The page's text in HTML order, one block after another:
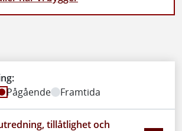
Pågående Framtida
tillåtlighet och